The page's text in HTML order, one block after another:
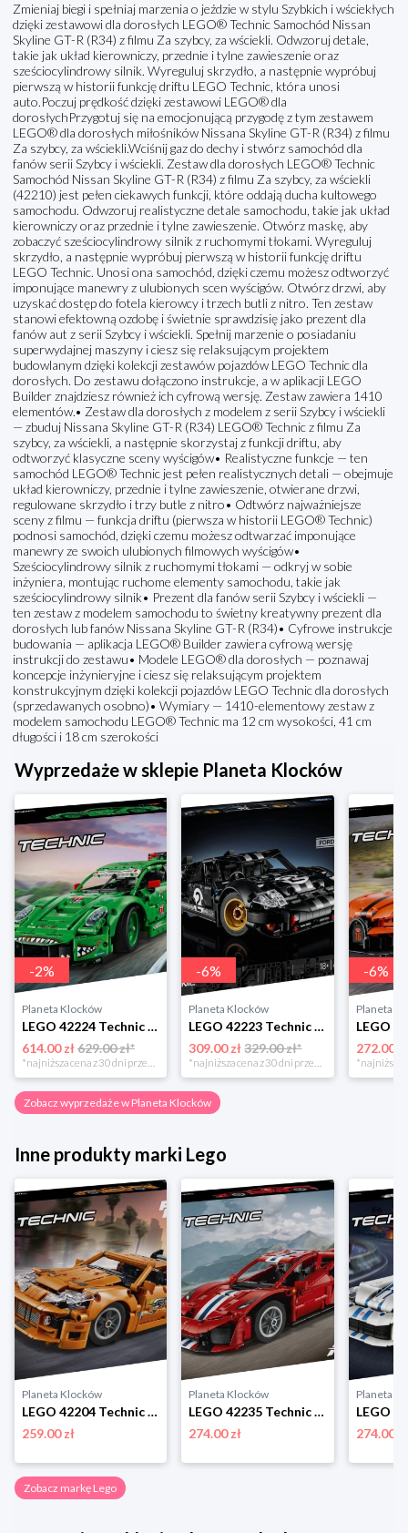
Zmieniaj biegi i spełniaj marzenia o jeździe w stylu Szybkich i wściekłych
dzięki zestawowi dla dorosłych LEGO® Technic Samochód Nissan
Skyline GT-R (R34) z filmu Za szybcy, za wściekli. Odwzoruj detale,
takie jak układ kierowniczy, przednie i tylne zawieszenie oraz
sześciocylindrowy silnik. Wyreguluj skrzydło, a następnie wypróbuj
pierwszą w historii funkcję driftu LEGO Technic, która unosi
auto.Poczuj prędkość dzięki zestawowi LEGO® dla
dorosłychPrzygotuj się na emocjonującą przygodę z tym zestawem
LEGO® dla dorosłych miłośników Nissana Skyline GT-R (R34) z filmu
Za szybcy, za wściekli.Wciśnij gaz do dechy i stwórz samochód dla
fanów serii Szybcy i wściekli. Zestaw dla dorosłych LEGO® Technic
Samochód Nissan Skyline GT-R (R34) z filmu Za szybcy, za wściekli
(42210) jest pełen ciekawych funkcji, które oddają ducha kultowego
samochodu. Odwzoruj realistyczne detale samochodu, takie jak układ
kierowniczy oraz przednie i tylne zawieszenie. Otwórz maskę, aby
zobaczyć sześciocylindrowy silnik z ruchomymi tłokami. Wyreguluj
skrzydło, a następnie wypróbuj pierwszą w historii funkcję driftu
LEGO Technic. Unosi ona samochód, dzięki czemu możesz odtworzyć
imponujące manewry z ulubionych scen wyścigów. Otwórz drzwi, aby
uzyskać dostęp do fotela kierowcy i trzech butli z nitro. Ten zestaw
stanowi efektowną ozdobę i świetnie sprawdzisię jako prezent dla
fanów aut z serii Szybcy i wściekli. Spełnij marzenie o posiadaniu
superwydajnej maszyny i ciesz się relaksującym projektem
budowlanym dzięki kolekcji zestawów pojazdów LEGO Technic dla
dorosłych. Do zestawu dołączono instrukcje, a w aplikacji LEGO
Builder znajdziesz również ich cyfrową wersję. Zestaw zawiera 1410
elementów.• Zestaw dla dorosłych z modelem z serii Szybcy i wściekli
— zbuduj Nissana Skyline GT-R (R34) LEGO® Technic z filmu Za
szybcy, za wściekli, a następnie skorzystaj z funkcji driftu, aby
odtworzyć klasyczne sceny wyścigów• Realistyczne funkcje — ten
samochód LEGO® Technic jest pełen realistycznych detali — obejmuje
układ kierowniczy, przednie i tylne zawieszenie, otwierane drzwi,
regulowane skrzydło i trzy butle z nitro• Odtwórz najważniejsze
sceny z filmu — funkcja driftu (pierwsza w historii LEGO® Technic)
podnosi samochód, dzięki czemu możesz odtwarzać imponujące
manewry ze swoich ulubionych filmowych wyścigów•
Sześciocylindrowy silnik z ruchomymi tłokami — odkryj w sobie
inżyniera, montując ruchome elementy samochodu, takie jak
sześciocylindrowy silnik• Prezent dla fanów serii Szybcy i wściekli —
ten zestaw z modelem samochodu to świetny kreatywny prezent dla
dorosłych lub fanów Nissana Skyline GT-R (R34)• Cyfrowe instrukcje
budowania — aplikacja LEGO® Builder zawiera cyfrową wersję
instrukcji do zestawu• Modele LEGO® dla dorosłych — poznawaj
koncepcje inżynieryjne i ciesz się relaksującym projektem
konstrukcyjnym dzięki kolekcji pojazdów LEGO Technic dla dorosłych
(sprzedawanych osobno)• Wymiary — 1410-elementowy zestaw z
modelem samochodu LEGO® Technic ma 12 cm wysokości, 41 cm
długości i 18 cm szerokości
Wyprzedaże w sklepie Planeta Klocków
-2%
Planeta Klocków
LEGO 42224 Technic Samochód Porsche 911 GT3 R R Lego
614.00 zł629.00 zł*
*najniższa cena z 30 dni przed obniżką
-6%
Planeta Klocków
LEGO 42223 Technic Samochód wyścigowy 1966 Ford Lego
309.00 zł 329.00 zł*
*najniższa cena z 30 dni przed obniżką
-6%
Planeta
272.00 zł
Zobacz wyprzedaże w Planeta Klocków
Inne produkty marki Lego
Planeta Klocków
LEGO 42204 Technic Fast and Furious Toyota Supra MK4 Lego
259.00 zł
Planeta Klocków
LEGO 42235 Technic Samochód Ferrari 488 Pista Lego
274.00 zł
Planeta
274.00 zł
Zobacz markę Lego